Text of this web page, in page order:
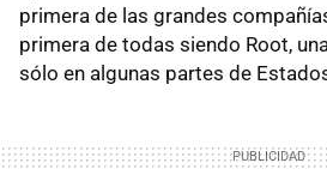
primera de las grandes
primera de todas siendo Root,
sólo en algunas partes de